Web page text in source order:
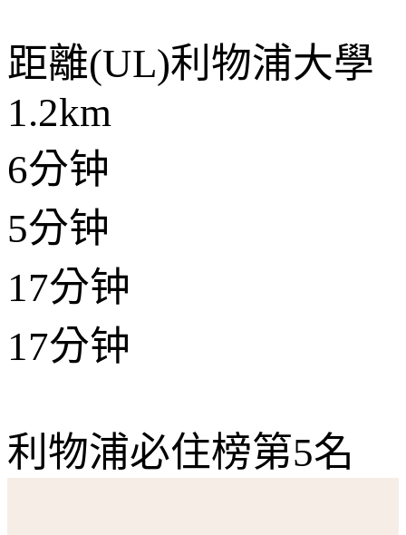
距離(UL)利物浦大學
1.2km
6分钟
5分钟
17分钟
17分钟
利物浦必住榜第5名